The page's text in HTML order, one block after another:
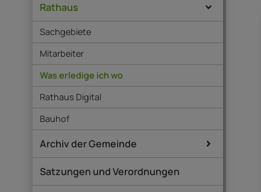
Rathaus
Sachgebiete
Mitarbeiter
Was erledige ich wo
Rathaus Digital
Bauhof
Archiv der Gemeinde
Satzungen und Verordnungen